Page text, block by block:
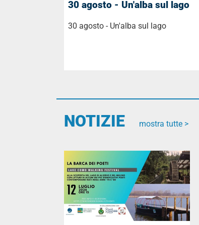
30 agosto - Un'alba sul lago
30 agosto - Un'alba sul lago
NOTIZIE mostra tutte >